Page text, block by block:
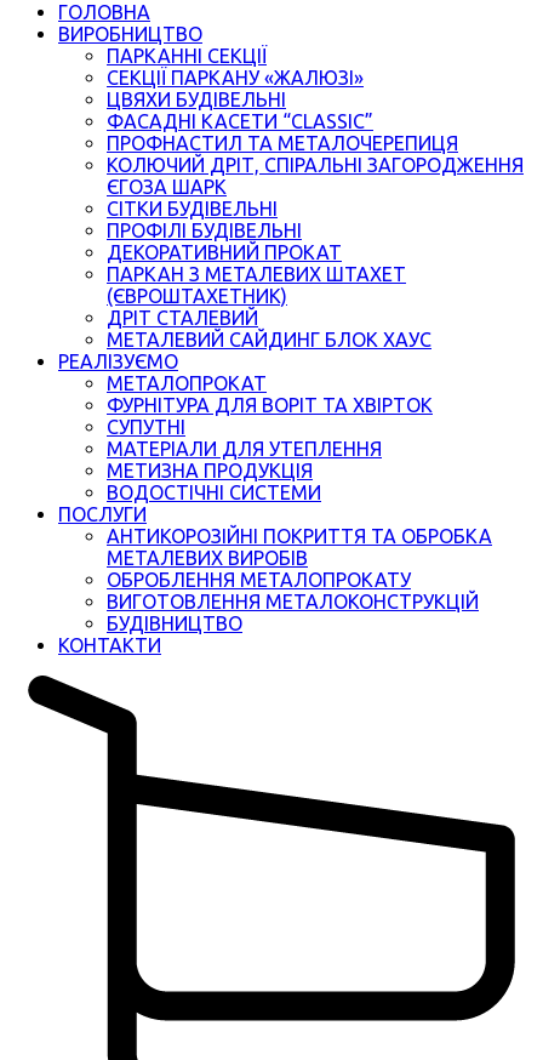
ГОЛОВНА
ВИРОБНИЦТВО
ПАРКАННІ СЕКЦІЇ
СЕКЦІЇ ПАРКАНУ «ЖАЛЮЗІ»
ЦВЯХИ БУДІВЕЛЬНІ
ФАСАДНІ КАСЕТИ “CLASSIC”
ПРОФНАСТИЛ ТА МЕТАЛОЧЕРЕПИЦЯ
КОЛЮЧИЙ ДРІТ, СПІРАЛЬНІ ЗАГОРОДЖЕННЯ
ЄГОЗА ШАРК
СІТКИ БУДІВЕЛЬНІ
ПРОФІЛІ БУДІВЕЛЬНІ
ДЕКОРАТИВНИЙ ПРОКАТ
ПАРКАН З МЕТАЛЕВИХ ШТАХЕТ
(ЄВРОШТАХЕТНИК)
ДРІТ СТАЛЕВИЙ
МЕТАЛЕВИЙ САЙДИНГ БЛОК ХАУС
РЕАЛІЗУЄМО
МЕТАЛОПРОКАТ
ФУРНІТУРА ДЛЯ ВОРІТ ТА ХВІРТОК
СУПУТНІ
МАТЕРІАЛИ ДЛЯ УТЕПЛЕННЯ
МЕТИЗНА ПРОДУКЦІЯ
ВОДОСТІЧНІ СИСТЕМИ
ПОСЛУГИ
АНТИКОРОЗІЙНІ ПОКРИТТЯ ТА ОБРОБКА
МЕТАЛЕВИХ ВИРОБІВ
ОБРОБЛЕННЯ МЕТАЛОПРОКАТУ
ВИГОТОВЛЕННЯ МЕТАЛОКОНСТРУКЦІЙ
БУДІВНИЦТВО
КОНТАКТИ